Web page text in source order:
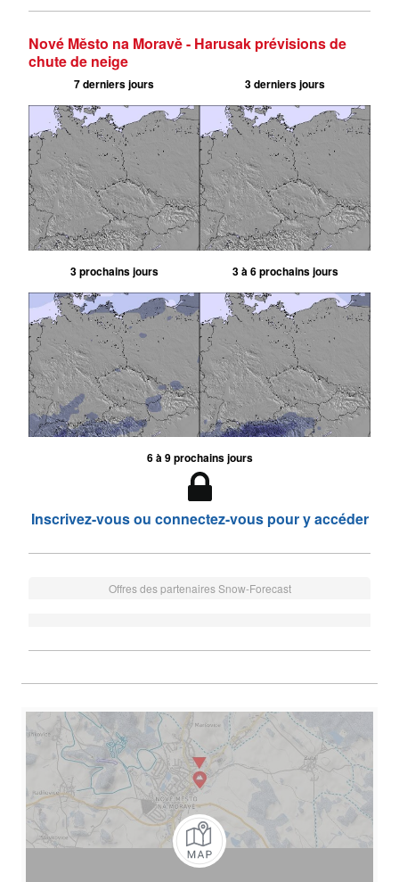
Nové Město na Moravě - Harusak prévisions de
chute de neige
7 derniers jours 3 derniers jours
3 prochains jours 3 à 6 prochains jours
6 à 9 prochains jours
Inscrivez-vous ou connectez-vous pour y accéder
Offres des partenaires Snow-Forecast